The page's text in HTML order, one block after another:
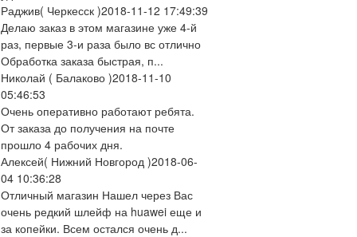
Раджив( Черкесск )2018-11-12 17:49:39
Делаю заказ в этом магазине уже 4-й
раз, первые 3-и раза было вс отлично
Обработка заказа быстрая, п...
Николай ( Балаково )2018-11-10
05:46:53
Очень оперативно работают ребята.
От заказа до получения на почте
прошло 4 рабочих дня.
Алексей( Нижний Новгород )2018-06-
04 10:36:28
Отличный магазин Нашел через Вас
очень редкий шлейф на huawei еще и
за копейки. Всем остался очень д...